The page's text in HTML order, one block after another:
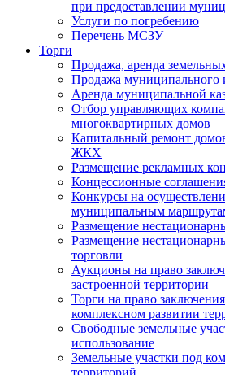
при предоставлении
Услуги по погребению
Перечень МСЗУ
Торги
Продажа, аренда
Продажа муниципального
Аренда муниципальной
Отбор управляющих
многоквартирных домов
Капитальный ремонт
ЖКХ
Размещение рекламных
Концессионные
Конкурсы на
муниципальным
Размещение
Размещение
торговли
Аукционы на право
застроенной территории
Торги на право
комплексном развитии
Свободные земельные
использование
Земельные участки под
территорий